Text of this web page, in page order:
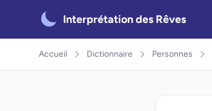
Interprétation des Rêves
Accueil Dictionnaire Personnes